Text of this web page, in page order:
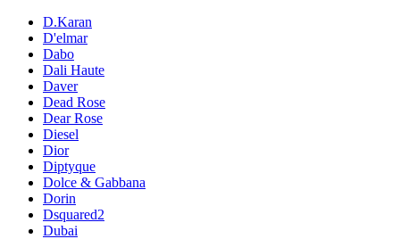
D.Karan
D'elmar
Dabo
Dali Haute
Daver
Dead Rose
Dear Rose
Diesel
Dior
Diptyque
Dolce & Gabbana
Dorin
Dsquared2
Dubai